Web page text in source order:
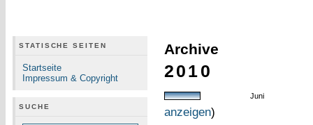
STATISCHE SEITEN
Startseite
Impressum & Copyright
SUCHE
Archive
2010
Juni
anzeigen)